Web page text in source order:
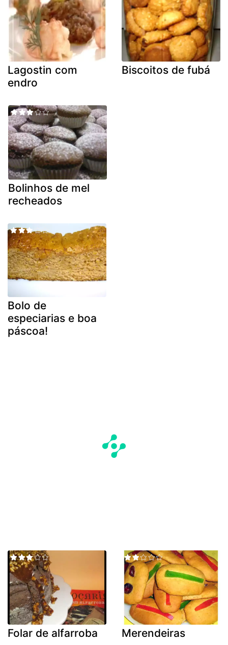
Lagostin com
endro
Biscoitos de fubá
Bolinhos de mel
recheados
Bolo de
especiarias e boa
páscoa!
Folar de alfarroba Merendeiras